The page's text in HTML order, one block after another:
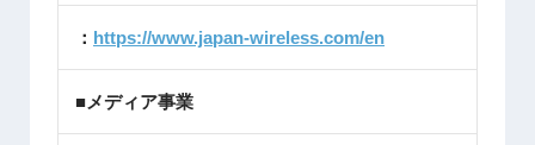
： https://www.japan-wireless.com/en
■メディア事業